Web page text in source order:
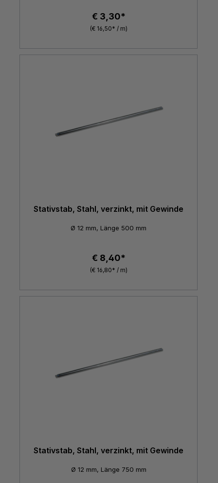
€ 3,30*
(€ 16,50* / m)
Stativstab, Stahl, verzinkt, mit Gewinde
Ø 12 mm, Länge 500 mm
€ 8,40*
(€ 16,80* / m)
Stativstab, Stahl, verzinkt, mit Gewinde
Ø 12 mm, Länge 750 mm